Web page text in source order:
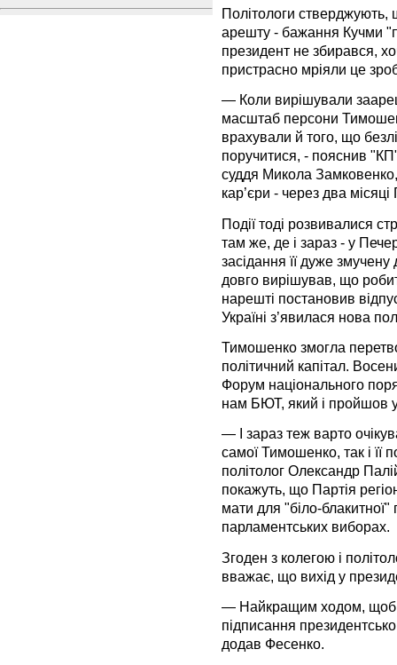
Політологи
арешту - бажання Кучми
президент не збирався,
пристрасно мріяли це
— Коли вирішували
масштаб персони
врахували й того, що
поручитися, - пояснив
суддя Микола
кар’єри - через два
Події тоді розвивалися
там же, де і зараз - у
засідання її дуже
довго вирішував, що
нарешті постановив
Україні з’явилася нова
Тимошенко змогла
політичний капітал.
Форум національного
нам БЮТ, який і пройшов
— І зараз теж варто
самої Тимошенко, так і її
політолог Олександр
покажуть, що Партія
мати для "біло-блакитної"
парламентських виборах.
Згоден з колегою і
вважає, що вихід у
— Найкращим ходом, щоб
підписання
додав Фесенко.